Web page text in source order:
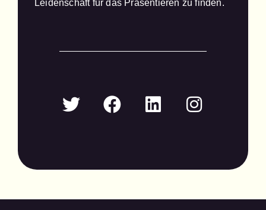
Leidenschaft für das Präsentieren zu finden.